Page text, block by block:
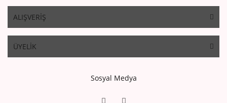
ALIŞVERİŞ
ÜYELİK
Sosyal Medya